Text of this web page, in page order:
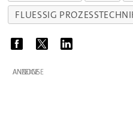
FLUESSIG
ANZEIGE